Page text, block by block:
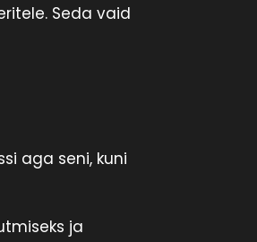
Seda vaid
aga seni, kuni
ja